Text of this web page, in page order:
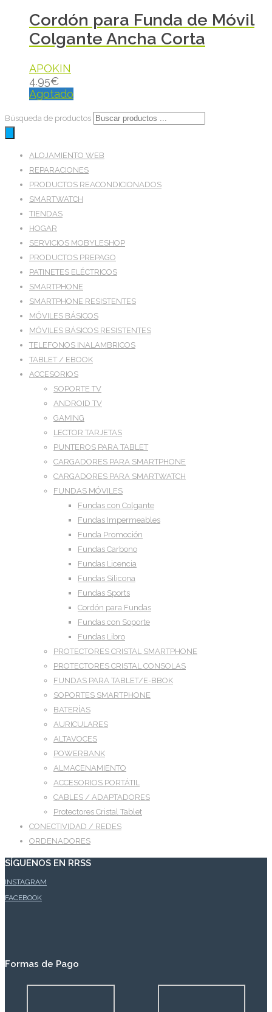
Cordón para Funda de Móvil
Colgante Ancha Corta
APOKIN
4.95€
Agotado
Búsqueda de productos
ALOJAMIENTO WEB
REPARACIONES
PRODUCTOS REACONDICIONADOS
SMARTWATCH
TIENDAS
HOGAR
SERVICIOS MOBYLESHOP
PRODUCTOS PREPAGO
PATINETES ELÉCTRICOS
SMARTPHONE
SMARTPHONE RESISTENTES
MÓVILES BÁSICOS
MÓVILES BÁSICOS RESISTENTES
TELEFONOS INALAMBRICOS
TABLET / EBOOK
ACCESORIOS
SOPORTE TV
ANDROID TV
GAMING
LECTOR TARJETAS
PUNTEROS PARA TABLET
CARGADORES PARA SMARTPHONE
CARGADORES PARA SMARTWATCH
FUNDAS MÓVILES
Fundas con Colgante
Fundas Impermeables
Funda Promoción
Fundas Carbono
Fundas Licencia
Fundas Silicona
Fundas Sports
Cordón para Fundas
Fundas con Soporte
Fundas Libro
PROTECTORES CRISTAL SMARTPHONE
PROTECTORES CRISTAL CONSOLAS
FUNDAS PARA TABLET/E-BBOK
SOPORTES SMARTPHONE
BATERÍAS
AURICULARES
ALTAVOCES
POWERBANK
ALMACENAMIENTO
ACCESORIOS PORTÁTIL
CABLES / ADAPTADORES
Protectores Cristal Tablet
CONECTIVIDAD / REDES
ORDENADORES
SÍGUENOS EN RRSS
INSTAGRAM
FACEBOOK
Formas de Pago